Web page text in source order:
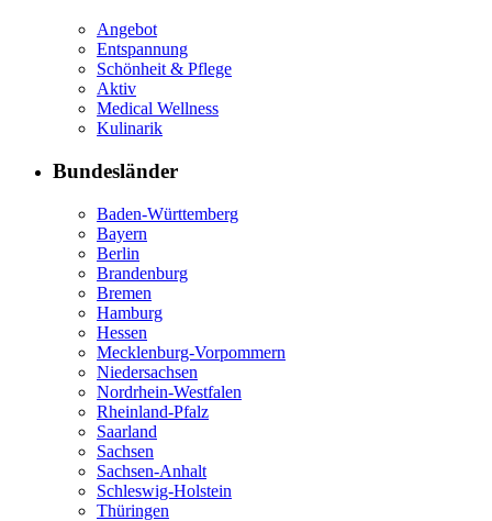
Angebot
Entspannung
Schönheit & Pflege
Aktiv
Medical Wellness
Kulinarik
Bundesländer
Baden-Württemberg
Bayern
Berlin
Brandenburg
Bremen
Hamburg
Hessen
Mecklenburg-Vorpommern
Niedersachsen
Nordrhein-Westfalen
Rheinland-Pfalz
Saarland
Sachsen
Sachsen-Anhalt
Schleswig-Holstein
Thüringen